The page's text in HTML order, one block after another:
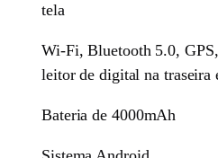
tela
Wi-Fi, Bluetooth 5.0,
leitor de digital na traseira
Bateria de 4000mAh